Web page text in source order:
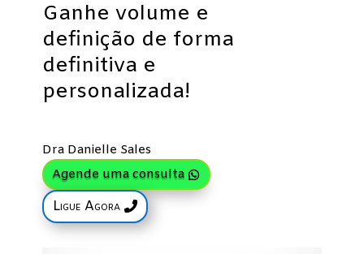
Ganhe volume e
definição de forma
definitiva e
personalizada!
Dra Danielle Sales
Agende uma consulta
Ligue Agora